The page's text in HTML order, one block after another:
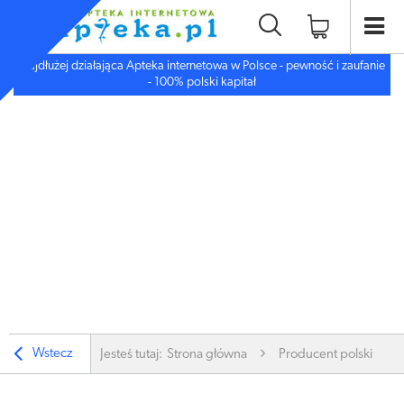
Najdłużej działająca Apteka internetowa w Polsce - pewność i zaufanie
- 100% polski kapitał
Wstecz Jesteś tutaj: Strona główna Producent polski